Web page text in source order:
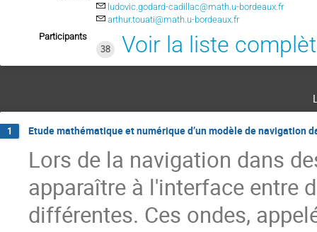
ludovic.godard-cadillac@math.u-bordeaux.fr
arthur.touati@math.u-bordeaux.fr
Participants
38
Voir la liste
1 Etude mathématique et numérique d’un modèle de navigation
Lors de la navigation dans
apparaître à l'interface entre
différentes. Ces ondes,